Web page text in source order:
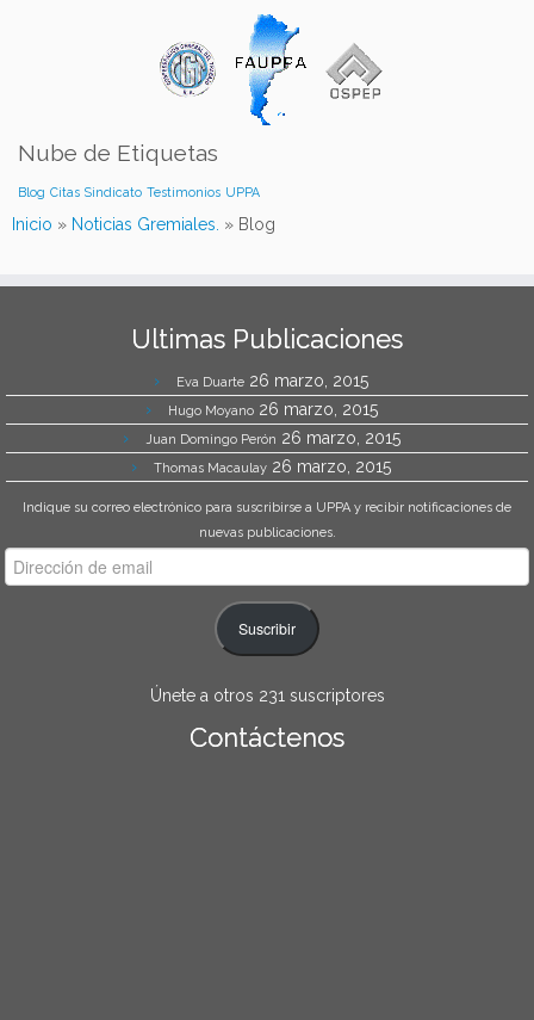
Nube de Etiquetas
Blog Citas Sindicato Testimonios UPPA
Inicio » Noticias Gremiales. » Blog
Ultimas Publicaciones
Eva Duarte 26 marzo, 2015
Hugo Moyano 26 marzo, 2015
Juan Domingo Perón 26 marzo, 2015
Thomas Macaulay 26 marzo, 2015
Indique su correo electrónico para suscribirse a UPPA y recibir notificaciones de
nuevas publicaciones.
Dirección
de
Suscribir
Únete a otros 231 suscriptores
Contáctenos